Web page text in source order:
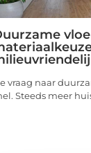
vraag naar
Steeds meer